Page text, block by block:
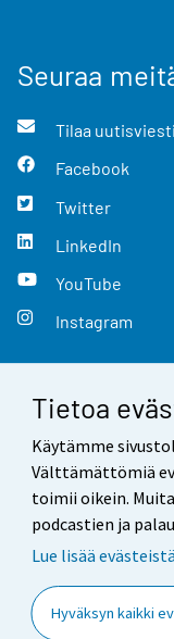
Tietoa
Käytämme
Välttämättömiä
toimii oikein.
podcastien ja
Lue lisää
Hyväksyn kaikki
Seuraa
Tilaa uutisviesti
Facebook
Twitter
LinkedIn
YouTube
Instagram
Yhteystiedot
Palaute
Käyttöehdot
Saavutettavuus
Tietoa sivustosta